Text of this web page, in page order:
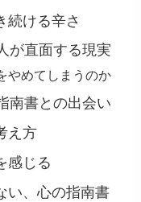
続ける辛さ
が直面する現実
やめてしまうのか
南書との出会い
え方
感じる
い、心の指南書